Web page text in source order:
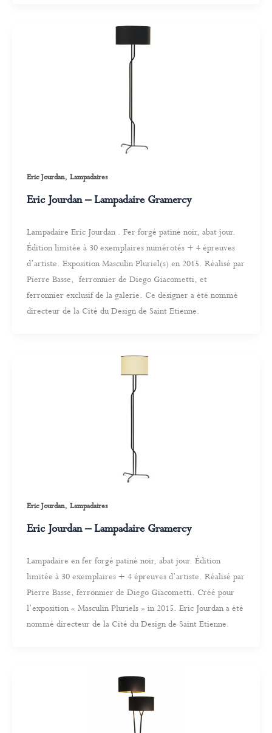
Eric Jourdan, Lampadaires
Eric Jourdan – Lampadaire Gramercy
Lampadaire Eric Jourdan . Fer forgé patiné noir, abat jour.
Édition limitée à 30 exemplaires numérotés + 4 épreuves
d’artiste. Exposition Masculin Pluriel(s) en 2015. Réalisé par
Pïerre Basse, ferronnier de Diego Giacometti, et
ferronnier exclusif de la galerie. Ce designer a été nommé
directeur de la Cité du Design de Saint Etienne.
Eric Jourdan, Lampadaires
Eric Jourdan – Lampadaire Gramercy
Lampadaire en fer forgé patiné noir, abat jour. Édition
limitée à 30 exemplaires + 4 épreuves d’artiste. Réalisé par
Pierre Basse, ferronnier de Diego Giacometti. Créé pour
l’exposition « Masculin Pluriels » in 2015. Eric Jourdan a été
nommé directeur de la Cité du Design de Saint Etienne.